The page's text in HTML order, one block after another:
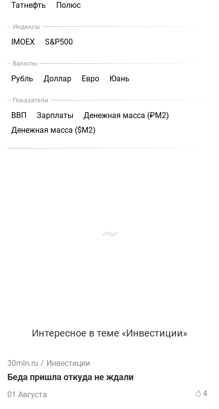
Татнефть
Полюс
Индексы
IMOEX S&P500
Валюты
Рубль Доллар Евро Юань
Показатели
ВВП Зарплаты
Денежная масса (₽М2)
Денежная масса ($М2)
Интересное в теме «Инвестиции»
30mln.ru / Инвестиции
Беда пришла откуда не ждали
01 Августа 4